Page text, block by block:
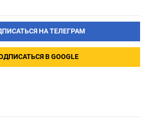
НА ТЕЛЕГРАМ
В GOOGLE